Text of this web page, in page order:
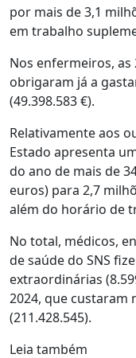
por mais de 3,1
em trabalho
Nos enfermeiros,
obrigaram já a
(49.398.583 €).
Relativamente aos
Estado apresenta
do ano de mais de
euros) para 2,7
além do horário de
No total, médicos,
de saúde do SNS
extraordinárias
2024, que custaram
(211.428.545).
Leia também